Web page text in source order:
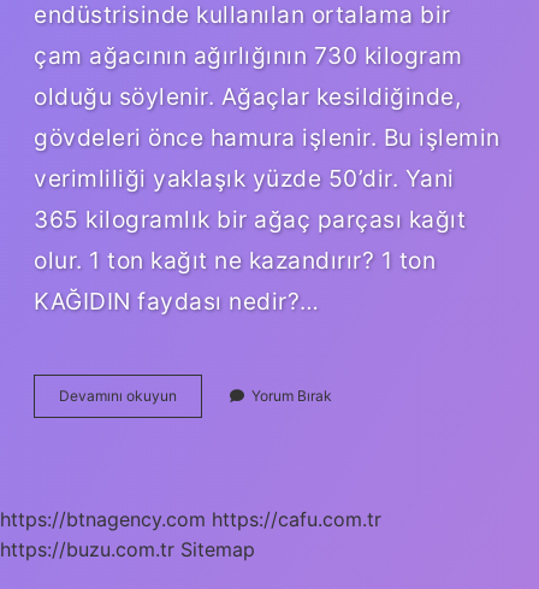
endüstrisinde kullanılan ortalama bir
çam ağacının ağırlığının 730 kilogram
olduğu söylenir. Ağaçlar kesildiğinde,
gövdeleri önce hamura işlenir. Bu işlemin
verimliliği yaklaşık yüzde 50’dir. Yani
365 kilogramlık bir ağaç parçası kağıt
olur. 1 ton kağıt ne kazandırır? 1 ton
KAĞIDIN faydası nedir?…
Devamını okuyun
Ton
Yorum Bırak
https://btnagency.com https://cafu.com.tr
https://buzu.com.tr Sitemap